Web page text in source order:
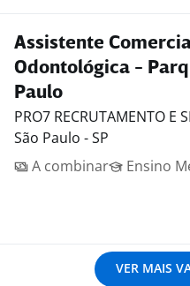
Assistente
Odontológica -
Paulo
PRO7 RECRUTAMENTO E
São Paulo - SP
A combinar
Ensino
VER MAIS